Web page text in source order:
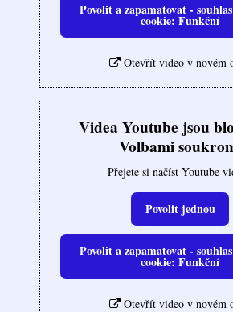
Povolit a zapamatovat -
cookie: Funkční
Otevřít video v novém
Videa Youtube jsou
Volbami
Přejete si načíst Youtube
Povolit jednou
Povolit a zapamatovat -
cookie: Funkční
Otevřít video v novém